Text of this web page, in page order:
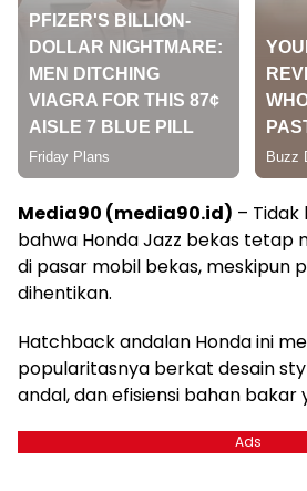
Media90 (media90.id) – Tidak
bahwa Honda Jazz bekas tetap
di pasar mobil bekas, meskipun
dihentikan.
Hatchback andalan Honda ini
popularitasnya berkat desain
andal, dan efisiensi bahan bakar
Ads